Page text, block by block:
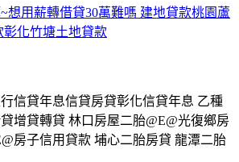
想用薪轉借貸30萬難嗎 建地貸款桃園蘆
化竹塘土地貸款
信貸年息信貸房貸彰化信貸年息 乙種
增貸轉貸 林口房屋二胎@E@光復鄉房
房子信用貸款 埔心二胎房貸 龍潭二胎